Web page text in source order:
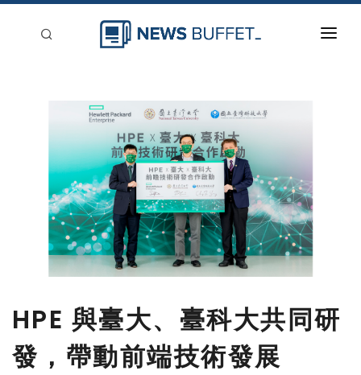
刊登
HPE 與臺大、臺科大共同研
發，帶動前端技術發展